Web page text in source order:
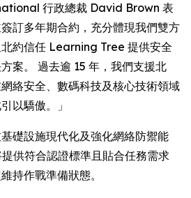
行政總裁 David Brown 表
訂多年期合約，充分體現我們雙方
約信任 Learning Tree 提供安全
案。 過去逾 15 年，我們支援北
絡安全、數碼科技及核心技術領域
以驕傲。」
礎設施現代化及強化網絡防禦能
供符合認證標準且貼合任務需求
持作戰準備狀態。